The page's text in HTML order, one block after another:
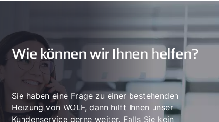
Wie können wir Ihnen helfen?
Sie haben eine Frage zu einer bestehenden
Heizung von WOLF, dann hilft Ihnen unser
Kundenservice gerne weiter. Falls Sie kein